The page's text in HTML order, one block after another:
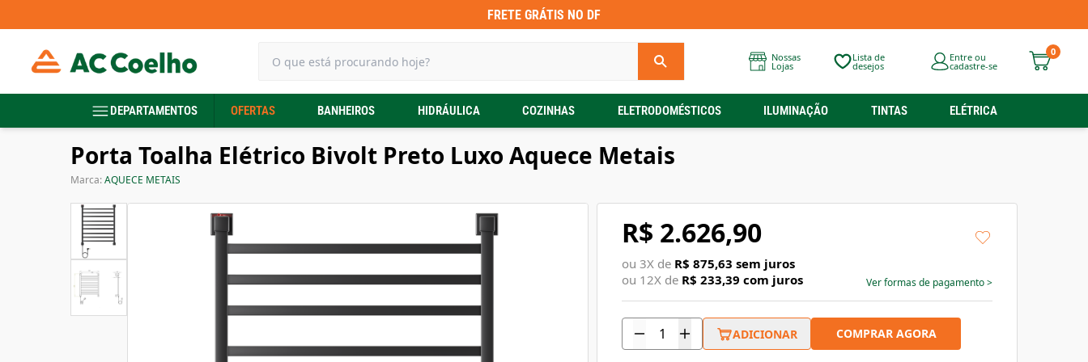
FRETE GRÁTIS NO DF
Nossas
Lojas
Lista de
desejos
Entre ou
cadastre-se
0
DEPARTAMENTOS OFERTAS BANHEIROS HIDRÁULICA COZINHAS ELETRODOMÉSTICOS ILUMINAÇÃO TINTAS ELÉTRICA
Porta Toalha Elétrico Bivolt Preto Luxo Aquece Metais
Marca:AQUECE METAIS
R$ 2.626,90
ou 3X de R$ 875,63 sem juros
ou 12X de R$ 233,39 com juros Ver formas de pagamento>
ADICIONAR COMPRAR AGORA